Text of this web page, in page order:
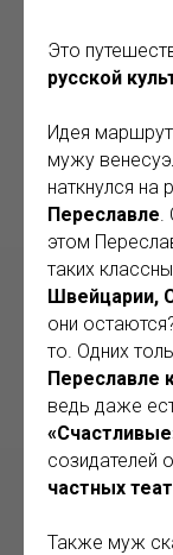
Это
русской
Идея
мужу
наткнулся на
Переславле.
этом
таких
Швейцарии,
они
то. Одних
Переславле
ведь даже
созидателей
частных
Также муж